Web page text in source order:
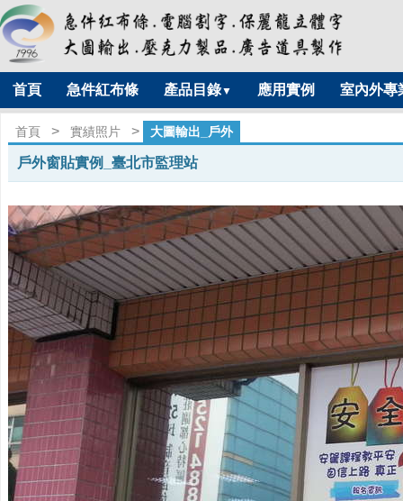
首頁 急件紅布條 產品目錄▼ 應用實例 室內外專
首頁 > 實績照片 > 大圖輸出_戶外
戶外窗貼實例_臺北市監理站